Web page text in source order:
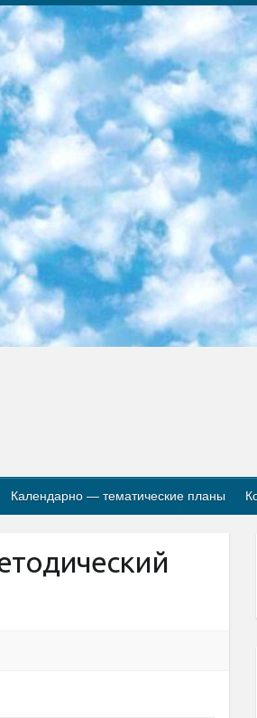
для учащихся 9 классов общесредних образовательных учреждений. Экзамены по предмету «Образование, квалификация медицина» 1-6 мая 2024 года. сотрудники перевести под присмотр (с отклонениями в физическом или умственном развитии) специализированная школа для детей, школы-интернаты и со сколиозом школы-интернаты санаторного типа для больных детей исключены). 9. Он был слепым, слабовидящим и имел нарушения опорно-двигательного аппарата. экзамены в специализированных школах и интернатах для детей должны проводиться исходя из требований, предъявляемых к общеобразовательным учреждениям (физкультура кроме науки). 10. Специализированная школа для глухих и слабослышащих детей. и экзамены в интернатах и быть реализован в виде письменного теста по математике. 11. Специальность для умственно отсталых детей. Для 9 класса Родной язык и литературное письмо Государственный язык (язык обучения – узбекский). для неклассов) написано Математическое письмо Письменная/устная история Узбекистана Физическое воспитание практично Итоговый контроль Для 11 класса Написание родного языка и литературы (эссе) Математическое письмо Узбекский язык (обучение на узбекском языке) не посещающее общее среднее образование для учреждений)/Образовательное учреждение выбор письменный и устный Иностранный язык письменный/устный Письменная/устная история Узбекистана *По выбору студента:  Химия  Физика  Основы государственного права  География 10 бесплатных образовательных ресурсов - Мы составили подборку онлайн-проектов с интерактивными упражнениями, видеолекциями и статьями. Они помогут вам обрести новые и освежить старые знания бесплатно. 1. «ИНТУИТ» Старейшая образовательная площадка Рунета. Здесь вы найдёте сотни текстовых и видеокурсов на десятки различных тем — от программирования до психологии. Многие курсы подготовлены российскими университетами и крупными международными компаниями вроде Intel и Microsoft. Самостоятельное обучение бесплатное, но желающие могут оплатить услуги персональных наставников. 2. «Смартия» знакомит с актуальными профессиями и подсказывает, как им обучаться. Выбрав заинтересовавшую вас специальность — SMM-специалист, фотограф, веб-дизайнер или другую, — увидите список необходимых для неё умений. Чтобы вы могли освоить их самостоятельно, для каждого умения площадка отображает подборку ссылок на учебные материалы. Хотя «Смартия» ориентируется на русскоязычную аудиторию, часть контента всё же доступна только на английском. 3. «Лекторий Физтеха» Проект Московского физико-технического института (Физтеха). С его помощью вы можете смотреть онлайн серии лекций, записанные на видео в этом вузе. В числе доступных предметов — физика, биология, химия, информационные технологии и другие. К некоторым лекциям администрация ресурса прилагает готовые
Календарно — тематические планы